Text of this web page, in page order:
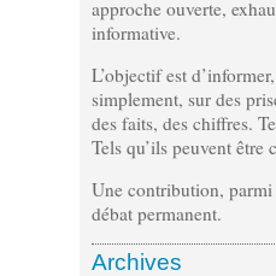
approche ouverte,
informative.
L’objectif est
simplement, sur des
des faits, des chiffres.
Tels qu’ils peuvent être
Une contribution, parmi
débat permanent.
Archives